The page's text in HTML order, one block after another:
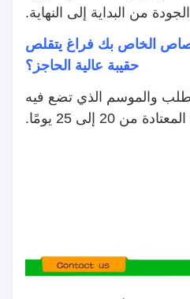
من البداية إلى النهاية.
الخاص بك فراغ يتقلص
حقيبة عالية الحاجز؟
والموسم الذي تضع فيه
20 إلى 25 يومًا.